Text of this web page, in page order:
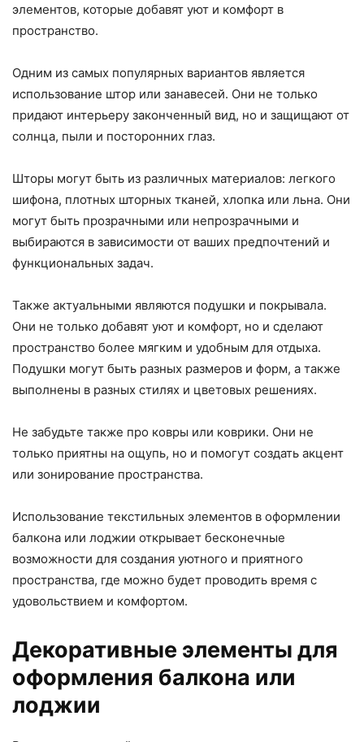
элементов, которые добавят уют и комфорт в
пространство.
Одним из самых популярных вариантов является
использование штор или занавесей. Они не только
придают интерьеру законченный вид, но и защищают от
солнца, пыли и посторонних глаз.
Шторы могут быть из различных материалов: легкого
шифона, плотных шторных тканей, хлопка или льна. Они
могут быть прозрачными или непрозрачными и
выбираются в зависимости от ваших предпочтений и
функциональных задач.
Также актуальными являются подушки и покрывала.
Они не только добавят уют и комфорт, но и сделают
пространство более мягким и удобным для отдыха.
Подушки могут быть разных размеров и форм, а также
выполнены в разных стилях и цветовых решениях.
Не забудьте также про ковры или коврики. Они не
только приятны на ощупь, но и помогут создать акцент
или зонирование пространства.
Использование текстильных элементов в оформлении
балкона или лоджии открывает бесконечные
возможности для создания уютного и приятного
пространства, где можно будет проводить время с
удовольствием и комфортом.
Декоративные элементы для
оформления балкона или
лоджии